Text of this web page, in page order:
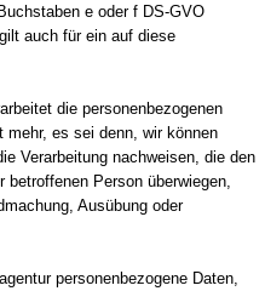
e oder f DS-GVO
auch für ein auf diese
die personenbezogenen
mehr, es sei denn, wir können
Verarbeitung nachweisen, die den
Person überwiegen,
Ausübung oder
personenbezogene Daten,